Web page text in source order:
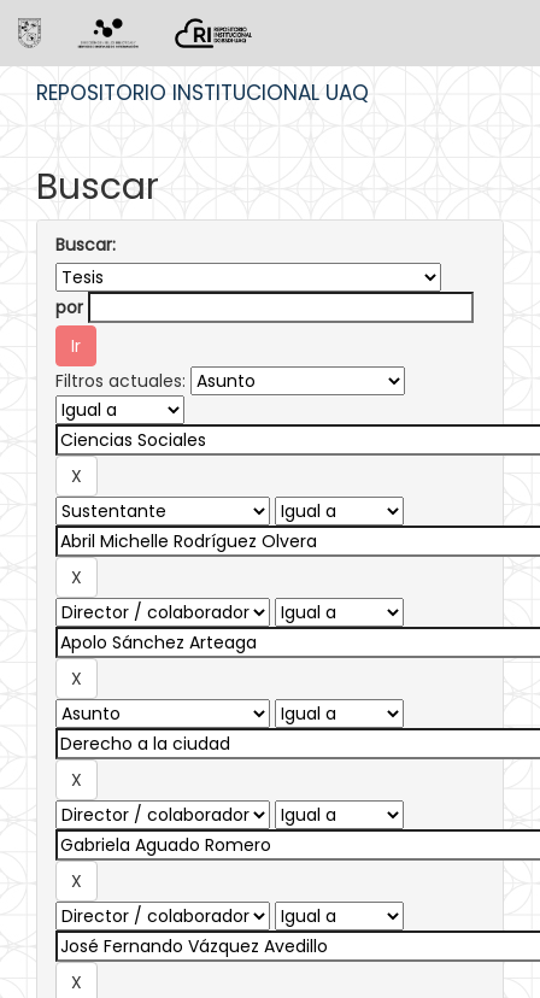
REPOSITORIO INSTITUCIONAL UAQ
Buscar
Buscar:
por
Filtros actuales: